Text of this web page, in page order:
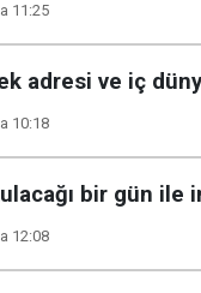
11:25
adresi ve iç
10:18
bir gün ile
12:08